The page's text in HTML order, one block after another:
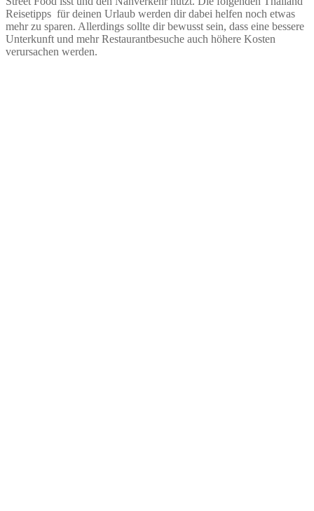
Reisetipps für deinen Urlaub werden dir dabei helfen noch etwas
mehr zu sparen. Allerdings sollte dir bewusst sein, dass eine bessere
Unterkunft und mehr Restaurantbesuche auch höhere Kosten
verursachen werden.